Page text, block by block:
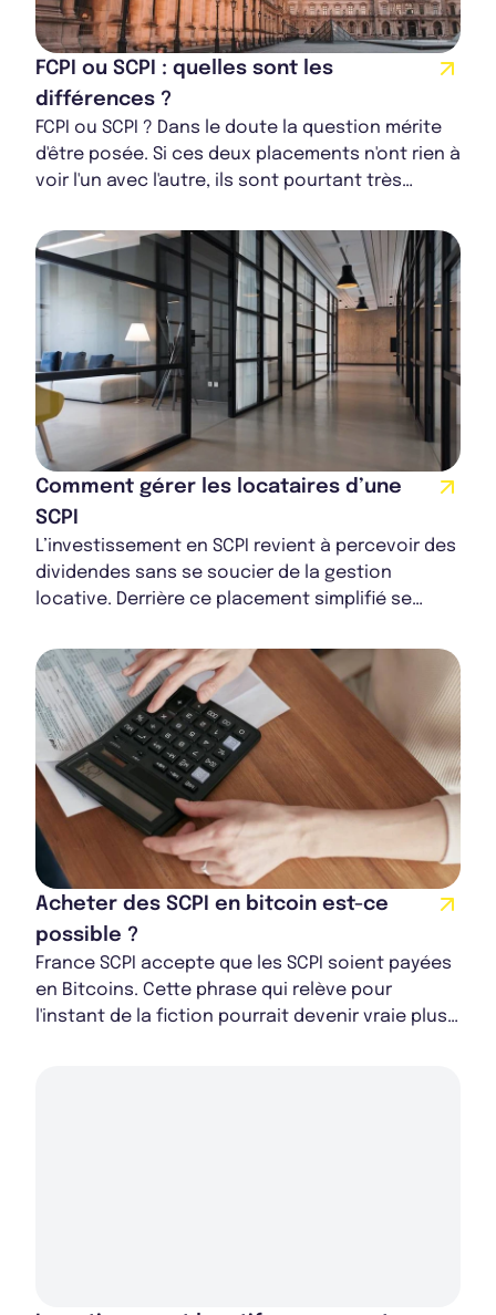
FCPI ou SCPI : quelles sont les
différences ?
FCPI ou SCPI ? Dans le doute la question mérite
d'être posée. Si ces deux placements n'ont rien à
voir l'un avec l'autre, ils sont pourtant très
Comment gérer les locataires d’une
SCPI
L’investissement en SCPI revient à percevoir des
dividendes sans se soucier de la gestion
locative. Derrière ce placement simplifié se
Acheter des SCPI en bitcoin est-ce
possible ?
France SCPI accepte que les SCPI soient payées
en Bitcoins. Cette phrase qui relève pour
l'instant de la fiction pourrait devenir vraie plus